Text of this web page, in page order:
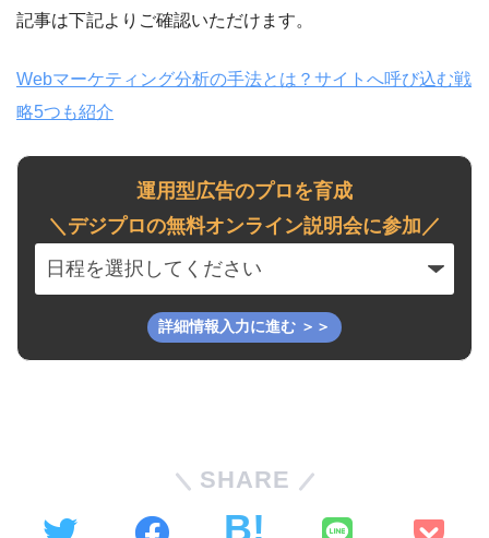
記事は下記よりご確認いただけます。
Webマーケティング分析の手法とは？サイトへ呼び込む戦
略5つも紹介
運用型広告のプロを育成
＼デジプロの無料オンライン説明会に参加／
SHARE